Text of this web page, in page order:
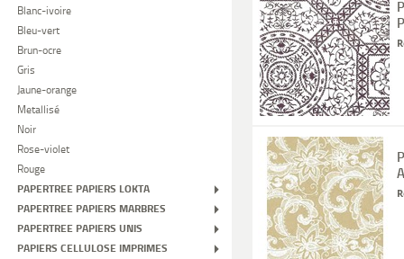
Blanc-ivoire
Bleu-vert
Brun-ocre
Gris
Jaune-orange
Metallisé
Noir
Rose-violet
Rouge
PAPERTREE PAPIERS LOKTA
PAPERTREE PAPIERS MARBRES
PAPERTREE PAPIERS UNIS
PAPIERS CELLULOSE IMPRIMES